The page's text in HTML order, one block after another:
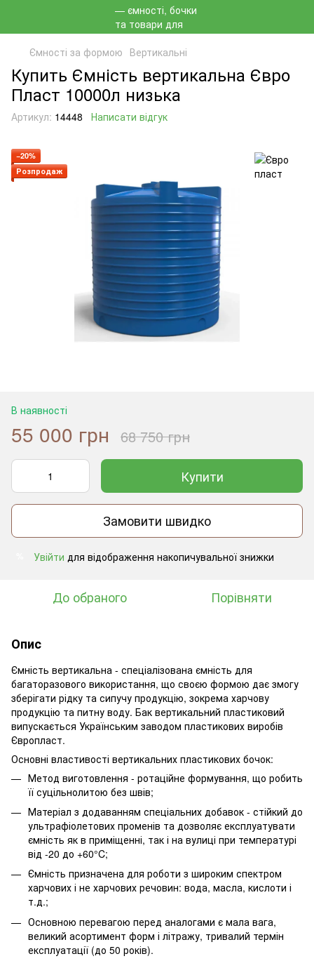
Ємності за формою Вертикальні
Купить Ємність вертикальна Євро
Пласт 10000л низька
Артикул: 14448 Написати відгук
−20%
Розпродаж
В наявності
55 000 грн 68 750 грн
Купити
Замовити швидко
Увійти для відображення накопичувальної знижки
До обраного Порівняти
Опис
Ємність вертикальна - спеціалізована ємність для
багаторазового використання, що своєю формою дає змогу
зберігати рідку та сипучу продукцію, зокрема харчову
продукцію та питну воду. Бак вертикальний пластиковий
випускається Українським заводом пластикових виробів
Європласт.
Основні властивості вертикальних пластикових бочок:
Метод виготовлення - ротаційне формування, що робить
її суцільнолитою без швів;
Матеріал з додаванням спеціальних добавок - стійкий до
ультрафіолетових променів та дозволяє експлуатувати
ємність як в приміщенні, так і на вулиці при температурі
від -20 до +60°C;
Ємність призначена для роботи з широким спектром
харчових і не харчових речовин: вода, масла, кислоти і
т.д.;
Основною перевагою перед аналогами є мала вага,
великий асортимент форм і літражу, тривалий термін
експлуатації (до 50 років).